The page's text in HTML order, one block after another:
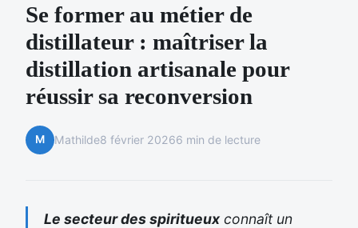
Se former au métier de
distillateur : maîtriser la
distillation artisanale pour
réussir sa reconversion
M Mathilde8 février 20266 min de lecture
Le secteur des spiritueux connaît un